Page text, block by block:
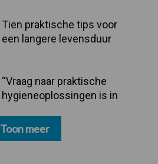
Tien praktische tips voor
een langere levensduur
“Vraag naar praktische
hygieneoplossingen is in
Toon meer